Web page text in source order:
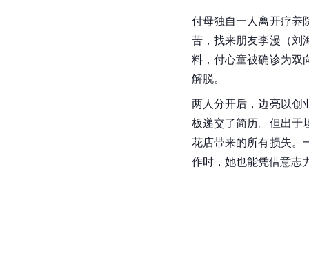
付母独自一人离开疗养
苦，找来朋友李漫（刘
料，付心童被确诊为双
解脱。
两人分开后，边亮以创
板递交了简历。但出于
花店带来的所有损失。
作时，她也能凭借意志